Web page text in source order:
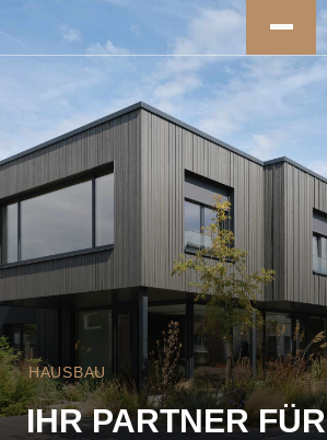
HAUSBAU
IHR PARTNER FÜR